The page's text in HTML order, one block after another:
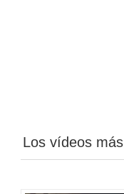
Los vídeos más